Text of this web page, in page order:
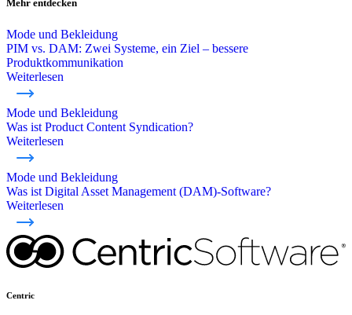
Mehr entdecken
Mode und Bekleidung
PIM vs. DAM: Zwei Systeme, ein Ziel – bessere
Produktkommunikation
Weiterlesen
Mode und Bekleidung
Was ist Product Content Syndication?
Weiterlesen
Mode und Bekleidung
Was ist Digital Asset Management (DAM)-Software?
Weiterlesen
Centric